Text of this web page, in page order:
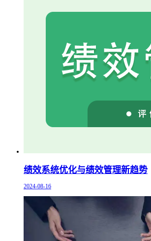
绩效系统优化与绩效管理新趋势
2024-08-16